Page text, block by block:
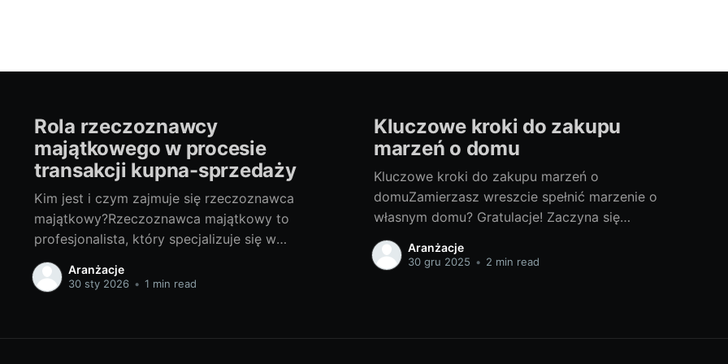
Rola rzeczoznawcy
majątkowego w procesie
transakcji kupna-sprzedaży
Kim jest i czym zajmuje się rzeczoznawca
majątkowy?Rzeczoznawca majątkowy to
profesjonalista, który specjalizuje się w
szacowaniu wartości nieruchomości, takich jak
domy, mieszkania, grunt czy też praw do nich.
dokładnie ocenić stan techniczny
Aranżacje
30 sty 2026 • 1 min read
Kluczowe kroki do zakupu
marzeń o domu
Kluczowe kroki do zakupu marzeń o
domuZamierzasz wreszcie spełnić marzenie o
własnym domu? Gratulacje! Zaczyna się
prawdziwa przygoda. Przygotowaliśmy dla
Ciebie przewodnik, który pomoże Ci
nieruchomości? Co zrobić po zakupie? Na te
Aranżacje
30 gru 2025 • 2 min read